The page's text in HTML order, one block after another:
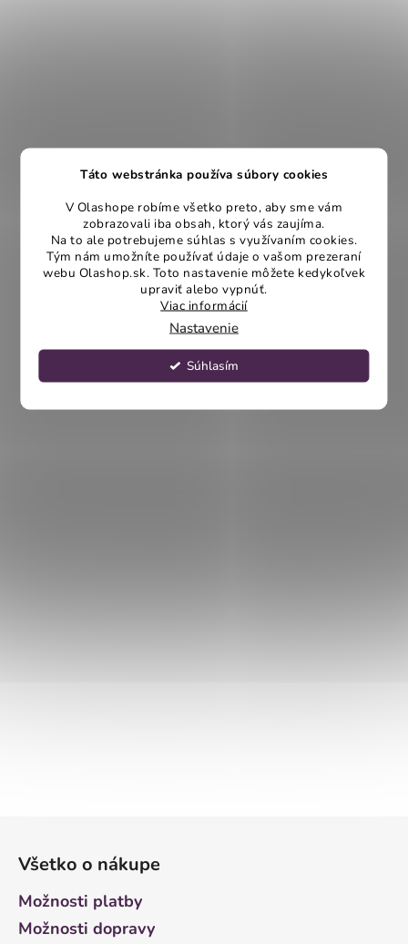
Táto webstránka používa súbory cookies
V Olashope robíme všetko preto, aby sme vám
zobrazovali iba obsah, ktorý vás zaujíma.
Na to ale potrebujeme súhlas s využívaním cookies.
Tým nám umožníte používať údaje o vašom prezeraní
webu Olashop.sk. Toto nastavenie môžete kedykoľvek
upraviť alebo vypnúť.
Viac informácií
Nastavenie
Súhlasím
Všetko o nákupe
Možnosti platby
Možnosti dopravy